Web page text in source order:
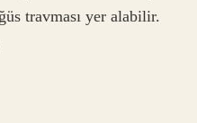
travması yer alabilir.